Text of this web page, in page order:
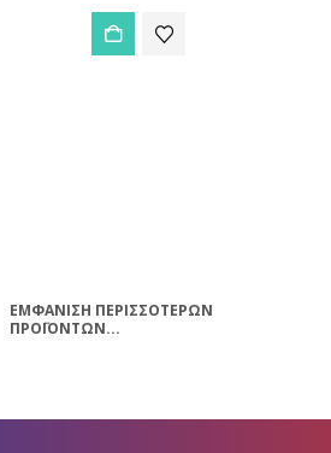
ΕΜΦΑΝΙΣΗ ΠΕΡΙΣΣΟΤΕΡΩΝ
ΠΡΟΪΟΝΤΩΝ...